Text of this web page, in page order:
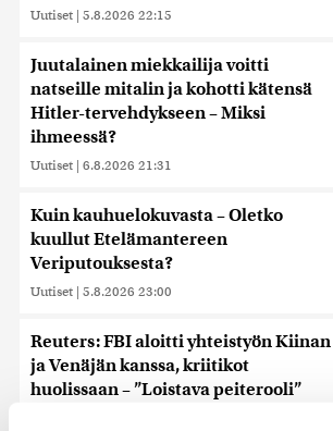
Uutiset | 5.8.2026 22:15
Juutalainen miekkailija voitti
natseille mitalin ja kohotti kätensä
Hitler-tervehdykseen – Miksi
ihmeessä?
Uutiset | 6.8.2026 21:31
Kuin kauhuelokuvasta – Oletko
kuullut Etelämantereen
Veriputouksesta?
Uutiset | 5.8.2026 23:00
Reuters: FBI aloitti yhteistyön Kiinan
ja Venäjän kanssa, kriitikot
huolissaan – ”Loistava peiterooli”